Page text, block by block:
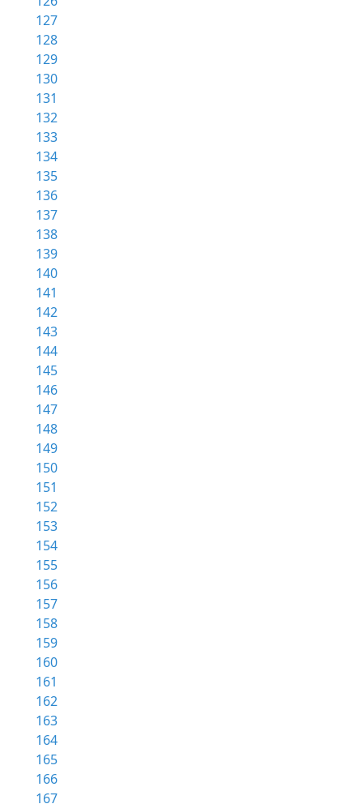
127
128
129
130
131
132
133
134
135
136
137
138
139
140
141
142
143
144
145
146
147
148
149
150
151
152
153
154
155
156
157
158
159
160
161
162
163
164
165
166
167